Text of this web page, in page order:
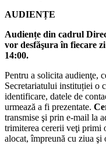
AUDIENȚE
Audiențe din cadrul
vor desfăşura în fiecare
14:00.
Pentru a solicita audienţe,
Secretariatului instituției o
identificare, datele de
urmează a fi prezentate.
transmise şi prin e-mail la
trimiterea cererii veţi primi
alocat, împreună cu ziua şi